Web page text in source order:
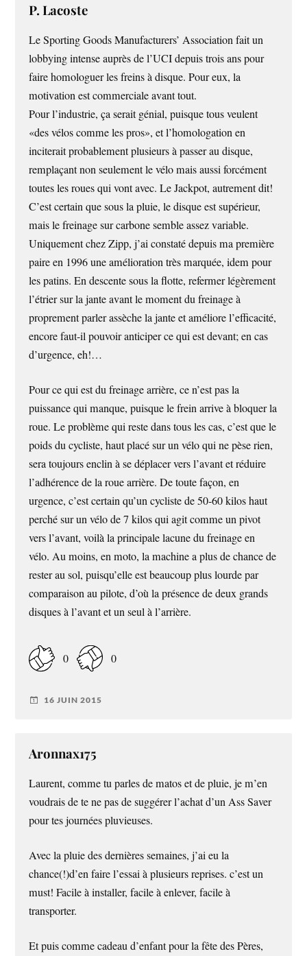
P. Lacoste
Le Sporting Goods Manufacturers’ Association fait un
lobbying intense auprès de l’UCI depuis trois ans pour
faire homologuer les freins à disque. Pour eux, la
motivation est commerciale avant tout.
Pour l’industrie, ça serait génial, puisque tous veulent
«des vélos comme les pros», et l’homologation en
inciterait probablement plusieurs à passer au disque,
remplaçant non seulement le vélo mais aussi forcément
toutes les roues qui vont avec. Le Jackpot, autrement dit!
C’est certain que sous la pluie, le disque est supérieur,
mais le freinage sur carbone semble assez variable.
Uniquement chez Zipp, j’ai constaté depuis ma première
paire en 1996 une amélioration très marquée, idem pour
les patins. En descente sous la flotte, refermer légèrement
l’étrier sur la jante avant le moment du freinage à
proprement parler assèche la jante et améliore l’efficacité,
encore faut-il pouvoir anticiper ce qui est devant; en cas
d’urgence, eh!…
Pour ce qui est du freinage arrière, ce n’est pas la
puissance qui manque, puisque le frein arrive à bloquer la
roue. Le problème qui reste dans tous les cas, c’est que le
poids du cycliste, haut placé sur un vélo qui ne pèse rien,
sera toujours enclin à se déplacer vers l’avant et réduire
l’adhérence de la roue arrière. De toute façon, en
urgence, c’est certain qu’un cycliste de 50-60 kilos haut
perché sur un vélo de 7 kilos qui agit comme un pivot
vers l’avant, voilà la principale lacune du freinage en
vélo. Au moins, en moto, la machine a plus de chance de
rester au sol, puisqu’elle est beaucoup plus lourde par
comparaison au pilote, d’où la présence de deux grands
disques à l’avant et un seul à l’arrière.
0 0
16 JUIN 2015
Aronnax175
Laurent, comme tu parles de matos et de pluie, je m’en
voudrais de te ne pas de suggérer l’achat d’un Ass Saver
pour tes journées pluvieuses.
Avec la pluie des dernières semaines, j’ai eu la
chance(!)d’en faire l’essai à plusieurs reprises. c’est un
must! Facile à installer, facile à enlever, facile à
transporter.
Et puis comme cadeau d’enfant pour la fête des Pères,